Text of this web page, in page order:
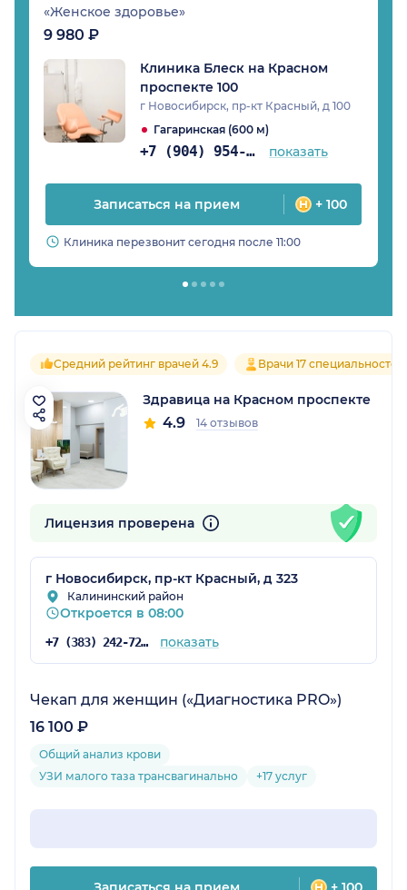
«Женское здоровье»
9 980 ₽
Клиника Блеск на Красном
проспекте 100
г Новосибирск, пр-кт Красный, д 100
Гагаринская (600 м)
+7 (904) 954-04-97 показать
Записаться на прием + 100
Клиника перезвонит сегодня после 11:00
Средний рейтинг врачей 4.9 Врачи 17 специальностей
Здравица на Красном проспекте
4.9 14 отзывов
Лицензия проверена
г Новосибирск, пр-кт Красный, д 323
Калининский район
Откроется в 08:00
+7 (383) 242-72-53 показать
Чекап для женщин («Диагностика PRO»)
16 100 ₽
Общий анализ крови
УЗИ малого таза трансвагинально
+17 услуг